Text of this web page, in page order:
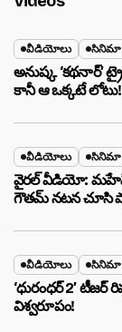
వీడియోలు సినిమా
అనుష్క ‘కథనార్’
కానీ ఆ ఒక్కటే
వీడియోలు సినిమా
వైరల్ వీడియో: మహేష్
గౌతమ్ నటన చూసి
వీడియోలు సినిమా
‘ధురంధర్ 2’
విశ్వరూపం!